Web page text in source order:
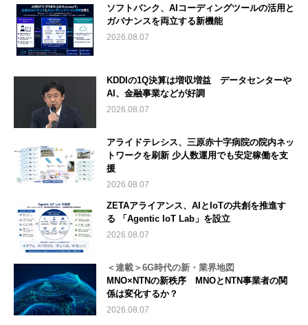
ソフトバンク、AIコーディングツールの活用と
ガバナンスを両立する新機能
2026.08.07
KDDIの1Q決算は増収増益 データセンターや
AI、金融事業などが好調
2026.08.07
アライドテレシス、三原赤十字病院の院内ネッ
トワークを刷新 少人数運用でも安定稼働を支
援
2026.08.07
ZETAアライアンス、AIとIoTの共創を推進す
る 「Agentic IoT Lab」を設立
2026.08.07
＜連載＞6G時代の新・業界地図
MNO×NTNの新秩序 MNOとNTN事業者の関
係は変化するか？
2026.08.07